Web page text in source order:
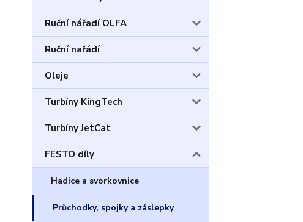
Ruční nářadí OLFA
Ruční nařádí
Oleje
Turbíny KingTech
Turbíny JetCat
FESTO díly
Hadice a svorkovnice
Průchodky, spojky a záslepky